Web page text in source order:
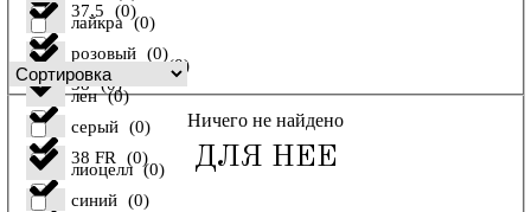
37,5 (0)
38 (0)
38 FR (0)
розовый (0)
серый (0)
синий (0)
лайкра (0)
лен (0)
лиоцелл (0)
осень-зима (0)
Ничего не найдено
ДЛЯ НЕЕ